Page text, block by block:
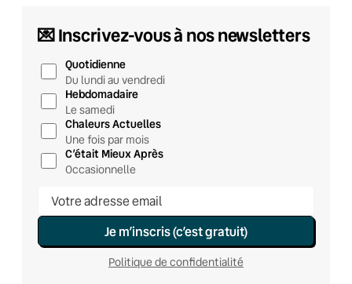
💌 Inscrivez-vous à nos newsletters
Quotidienne
Du lundi au vendredi
Hebdomadaire
Le samedi
Chaleurs Actuelles
Une fois par mois
C’était Mieux Après
Occasionnelle
Je m’inscris (c’est gratuit)
Politique de confidentialité